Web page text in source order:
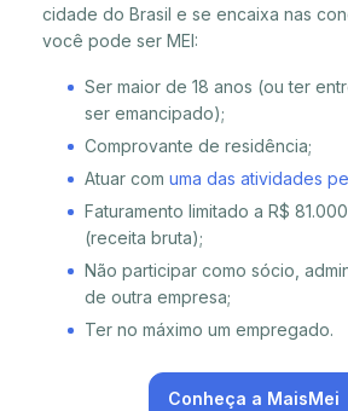
cidade do Brasil e se encaixa nas
você pode ser MEI:
Ser maior de 18 anos (ou ter
ser emancipado);
Comprovante de residência;
Atuar com uma das atividades
Faturamento limitado a R$
(receita bruta);
Não participar como sócio,
de outra empresa;
Ter no máximo um empregado.
Conheça a MaisMei